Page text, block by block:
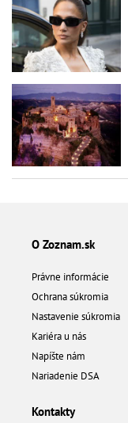
O Zoznam.sk
Právne informácie
Ochrana súkromia
Nastavenie súkromia
Kariéra u nás
Napíšte nám
Nariadenie DSA
Kontakty